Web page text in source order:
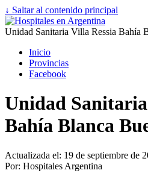
↓ Saltar al contenido principal
Unidad Sanitaria Villa Ressia Bahía
Inicio
Provincias
Facebook
Unidad
Bahía Blanca
Actualizada el: 19 de septiembre de
Por: Hospitales Argentina